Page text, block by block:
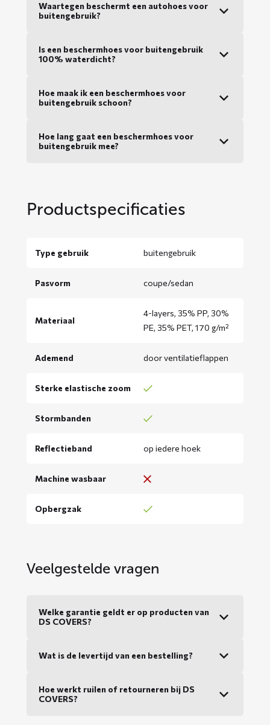
Waartegen beschermt een autohoes voor
buitengebruik?
Is een beschermhoes voor buitengebruik
100% waterdicht?
Hoe maak ik een beschermhoes voor
buitengebruik schoon?
Hoe lang gaat een beschermhoes voor
buitengebruik mee?
Productspecificaties
Type gebruik buitengebruik
Pasvorm coupe/sedan
Materiaal
4-layers, 35% PP, 30%
PE, 35% PET, 170 g/m²
Ademend door ventilatieflappen
Sterke elastische zoom
Stormbanden
Reflectieband op iedere hoek
Machine wasbaar
Opbergzak
Veelgestelde vragen
Welke garantie geldt er op producten van
DS COVERS?
Wat is de levertijd van een bestelling?
Hoe werkt ruilen of retourneren bij DS
COVERS?